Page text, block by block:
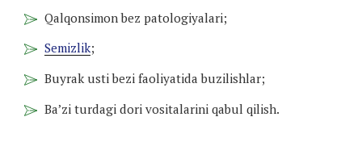
Qalqonsimon bez patologiyalari;
Semizlik;
Buyrak usti bezi faoliyatida buzilishlar;
Ba’zi turdagi dori vositalarini qabul qilish.